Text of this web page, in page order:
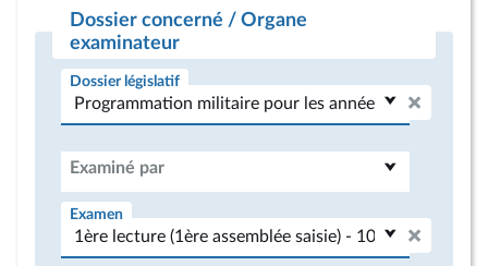
Dossier concerné / Organe
examinateur
Dossier législatif
Examiné par
Examen